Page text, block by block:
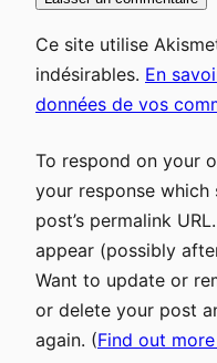
Ce site utilise
indésirables. En
données de vos
To respond on your
your response
post’s permalink
appear (possibly
Want to update or
or delete your post
again. (Find out